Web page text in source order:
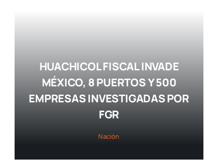
HUACHICOL FISCAL INVADE
MÉXICO, 8 PUERTOS Y 500
EMPRESAS INVESTIGADAS POR
FGR
Nación